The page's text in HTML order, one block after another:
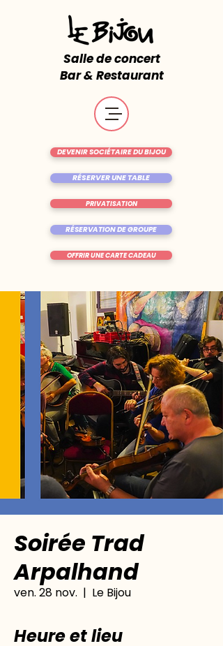
Salle de concert
Bar & Restaurant
RÉSERVER UNE TABLE
OFFRIR UNE CARTE CADEAU
DEVENIR SOCIÉTAIRE DU BIJOU
RÉSERVATION DE GROUPE
PRIVATISATION
Soirée Trad
Arpalhand
ven. 28 nov.
  |
Le Bijou
Heure et lieu